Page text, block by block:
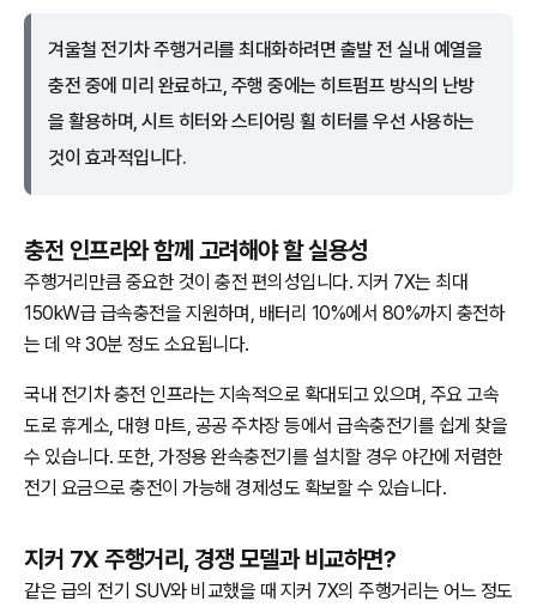
겨울철 전기차 주행거리를 최대화하려면 출발 전 실내 예열을
충전 중에 미리 완료하고, 주행 중에는 히트펌프 방식의 난방
을 활용하며, 시트 히터와 스티어링 휠 히터를 우선 사용하는
것이 효과적입니다.
충전 인프라와 함께 고려해야 할 실용성
주행거리만큼 중요한 것이 충전 편의성입니다. 지커 7X는 최대
150kW급 급속충전을 지원하며, 배터리 10%에서 80%까지 충전하
는 데 약 30분 정도 소요됩니다.
국내 전기차 충전 인프라는 지속적으로 확대되고 있으며, 주요 고속
도로 휴게소, 대형 마트, 공공 주차장 등에서 급속충전기를 쉽게 찾을
수 있습니다. 또한, 가정용 완속충전기를 설치할 경우 야간에 저렴한
전기 요금으로 충전이 가능해 경제성도 확보할 수 있습니다.
지커 7X 주행거리, 경쟁 모델과 비교하면?
같은 급의 전기 SUV와 비교했을 때 지커 7X의 주행거리는 어느 정도